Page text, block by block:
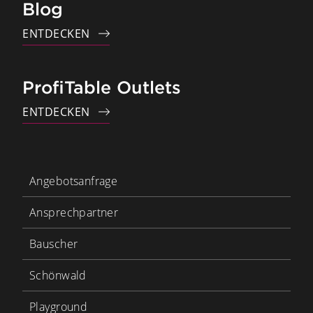
Blog
ENTDECKEN
ProfiTable Outlets
ENTDECKEN
Angebotsanfrage
Ansprechpartner
Bauscher
Schönwald
Playground